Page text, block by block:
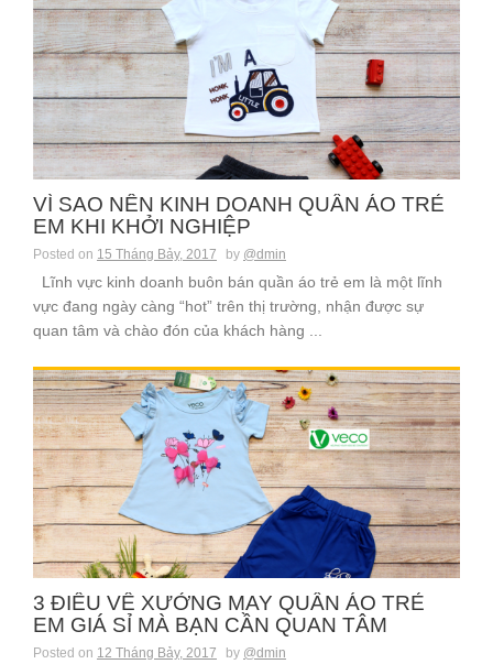
VÌ SAO NÊN KINH DOANH QUẦN ÁO TRẺ
EM KHI KHỞI NGHIỆP
Posted on 15 Tháng Bảy, 2017 by @dmin
Lĩnh vực kinh doanh buôn bán quần áo trẻ em là một lĩnh
vực đang ngày càng “hot” trên thị trường, nhận được sự
quan tâm và chào đón của khách hàng ...
3 ĐIỀU VỀ XƯỞNG MAY QUẦN ÁO TRẺ
EM GIÁ SỈ MÀ BẠN CẦN QUAN TÂM
Posted on 12 Tháng Bảy, 2017 by @dmin